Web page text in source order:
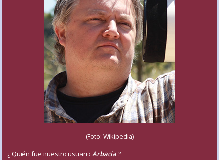
(Foto: Wikipedia)
¿ Quién fue nuestro usuario Arbacia?